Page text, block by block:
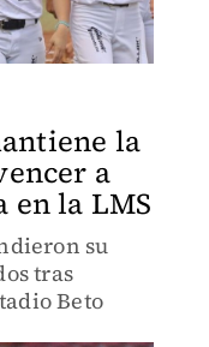
la
a
en la LMS
su
tras
Beto